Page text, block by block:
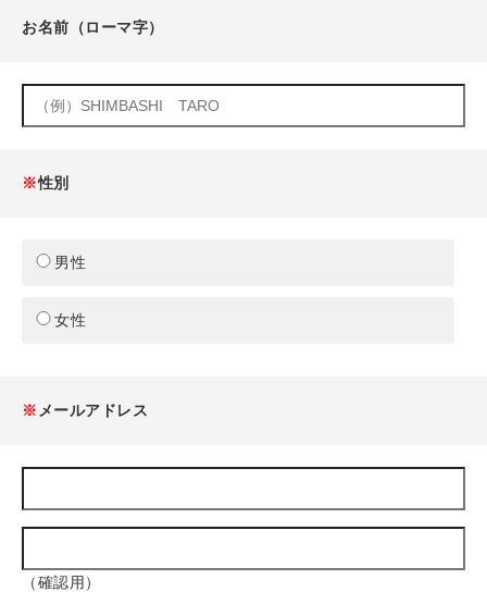
お名前（ローマ字）
※性別
男性
女性
※ メールアドレス
（確認用）